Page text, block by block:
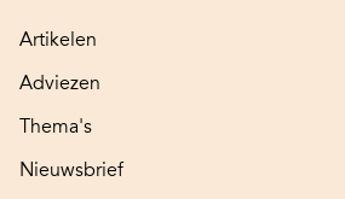
Artikelen
Adviezen
Thema's
Nieuwsbrief